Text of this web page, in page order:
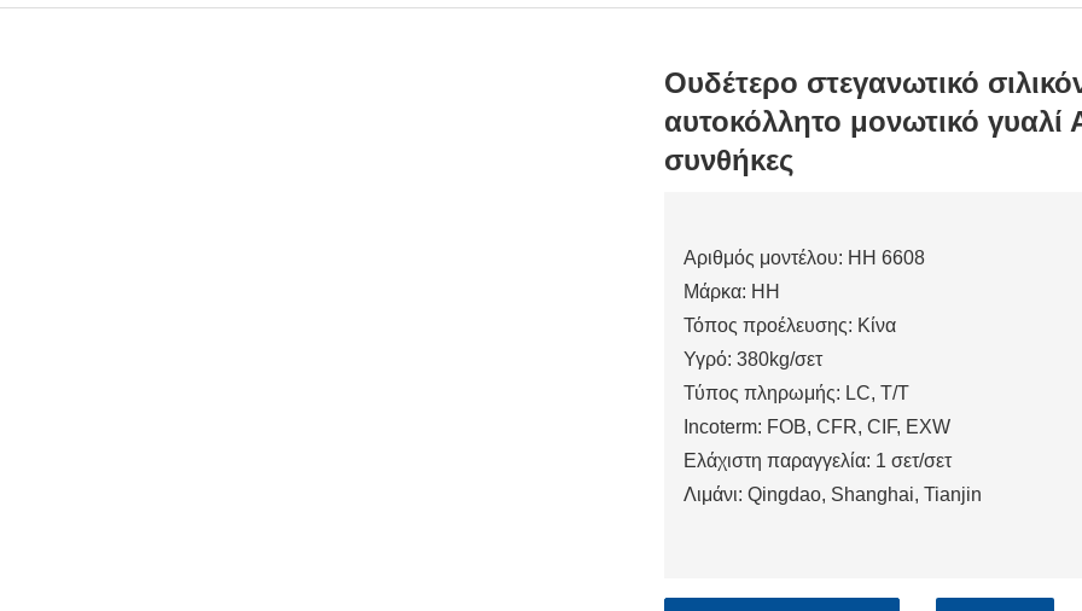
Ουδέτερο στεγανωτικό
αυτοκόλλητο μονωτικό γυαλί
συνθήκες
Αριθμός μοντέλου: HH 6608
Μάρκα: HH
Τόπος προέλευσης: Κίνα
Υγρό: 380kg/σετ
Τύπος πληρωμής: LC, T/T
Incoterm: FOB, CFR, CIF, EXW
Ελάχιστη παραγγελία: 1 σετ/σετ
Λιμάνι: Qingdao, Shanghai, Tianjin